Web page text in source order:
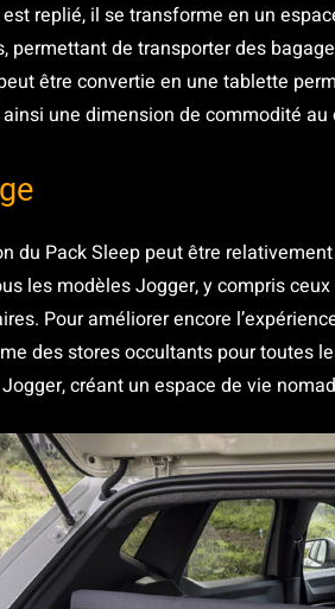
replié, il se transforme en un
permettant de transporter des
être convertie en une tablette
une dimension de commodité au
du Pack Sleep peut être
les modèles Jogger, y compris
Pour améliorer encore
des stores occultants pour toutes
créant un espace de vie